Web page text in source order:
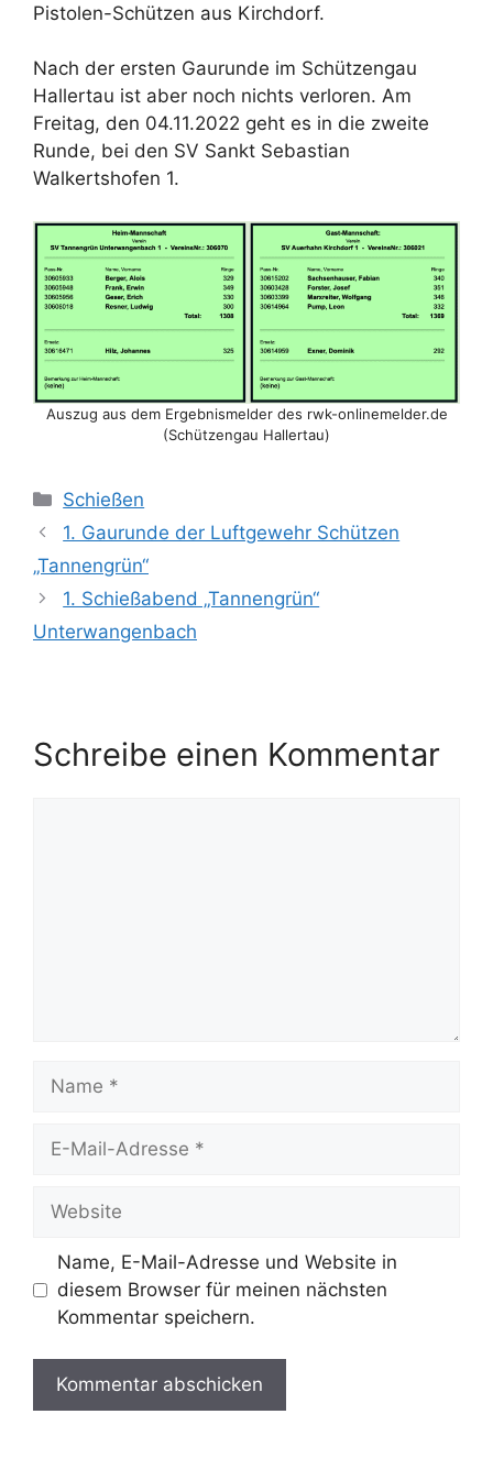
Pistolen-Schützen aus Kirchdorf.
Nach der ersten Gaurunde im Schützengau
Hallertau ist aber noch nichts verloren. Am
Freitag, den 04.11.2022 geht es in die zweite
Runde, bei den SV Sankt Sebastian
Walkertshofen 1.
Auszug aus dem Ergebnismelder des rwk-onlinemelder.de
(Schützengau Hallertau)
Kategorien
Schießen
1. Gaurunde der Luftgewehr Schützen
„Tannengrün“
1. Schießabend „Tannengrün“
Unterwangenbach
Schreibe einen Kommentar
Mail-
Name, E-Mail-Adresse und Website in
diesem Browser für meinen nächsten
Kommentar speichern.